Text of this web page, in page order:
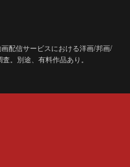
配信サービスにおける洋画/邦画/
。別途、有料作品あり。